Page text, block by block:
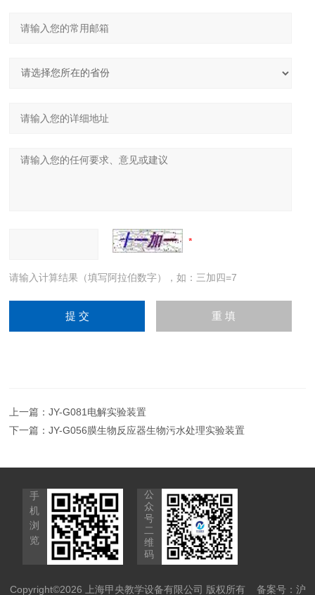
请输入计算结果（填写阿拉伯数字），如：三加四=7
上一篇：JY-G081电解实验装置
下一篇：JY-G056膜生物反应器生物污水处理实验装置
手
机
浏
览
公
众
号
二
维
码
Copyright©2026 上海甲央教学设备有限公司 版权所有 备案号：沪